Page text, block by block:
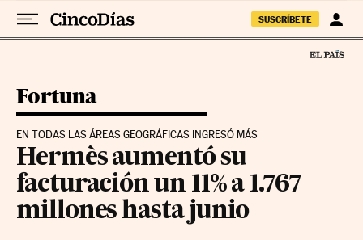
SUSCRÍBETE
Fortuna
EN TODAS LAS ÁREAS GEOGRÁFICAS INGRESÓ MÁS
Hermès aumentó su
facturación un 11% a 1.767
millones hasta junio